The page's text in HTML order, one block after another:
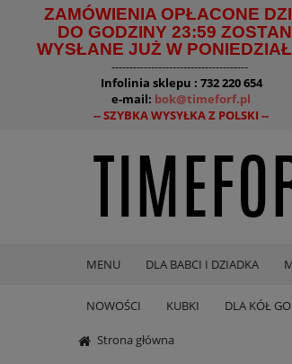
ZAMÓWIENIA OPŁACONE
DO GODZINY 23:59
WYSŁANE JUŻ W
--------------------------------------
Infolinia sklepu : 732 220 654
e-mail: bok@timeforf.pl
-- SZYBKA WYSYŁKA Z POLSKI --
MENU DLA BABCI I DZIADKA
NOWOŚCI KUBKI DLA KÓŁ
Strona główna